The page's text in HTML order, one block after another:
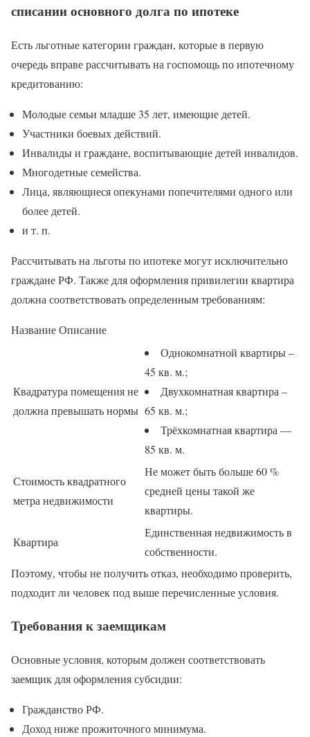
списании основного долга по ипотеке
Есть льготные категории граждан, которые в первую
очередь вправе рассчитывать на госпомощь по ипотечному
кредитованию:
Молодые семьи младше 35 лет, имеющие детей.
Участники боевых действий.
Инвалиды и граждане, воспитывающие детей инвалидов.
Многодетные семейства.
Лица, являющиеся опекунами попечителями одного или
более детей.
и т. п.
Рассчитывать на льготы по ипотеке могут исключительно
граждане РФ. Также для оформления привилегии квартира
должна соответствовать определенным требованиям:
Название Описание
Квадратура помещения не
должна превышать нормы
Однокомнатной квартиры –
45 кв. м.;
Двухкомнатная квартира –
65 кв. м.;
Трёхкомнатная квартира —
85 кв. м.
Стоимость квадратного
метра недвижимости
Не может быть больше 60 %
средней цены такой же
квартиры.
Квартира
Единственная недвижимость в
собственности.
Поэтому, чтобы не получить отказ, необходимо проверить,
подходит ли человек под выше перечисленные условия.
Требования к заемщикам
Основные условия, которым должен соответствовать
заемщик для оформления субсидии:
Гражданство РФ.
Доход ниже прожиточного минимума.